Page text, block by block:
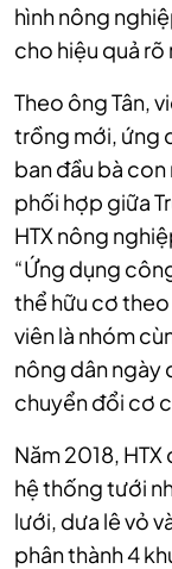
hình nông
cho hiệu quả rõ
Theo ông Tân,
trồng mới, ứng
ban đầu bà
phối hợp giữa
HTX nông
“Ứng dụng
thể hữu cơ
viên là nhóm
nông dân ngày
chuyển đổi cơ
Năm 2018,
hệ thống tưới
lưới, dưa lê vỏ
phân thành 4